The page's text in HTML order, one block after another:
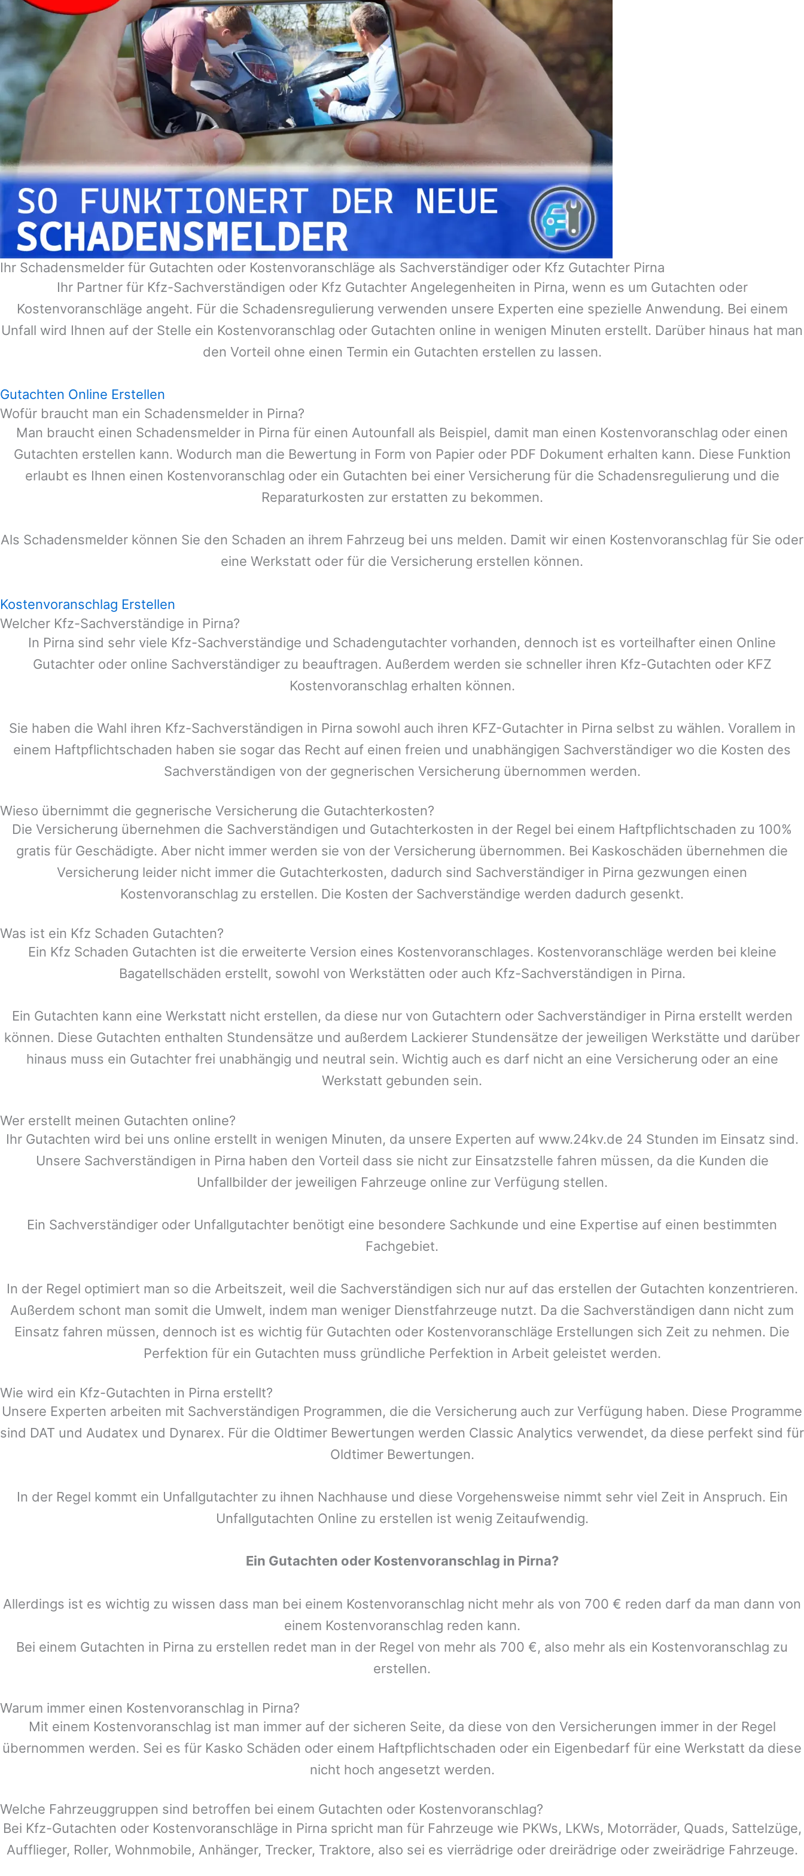
Ihr Schadensmelder für Gutachten oder Kostenvoranschläge als Sachverständiger oder Kfz Gutachter Pirna
Ihr Partner für Kfz-Sachverständigen oder Kfz Gutachter Angelegenheiten in Pirna, wenn es um Gutachten oder
Kostenvoranschläge angeht. Für die Schadensregulierung verwenden unsere Experten eine spezielle Anwendung. Bei einem
Unfall wird Ihnen auf der Stelle ein Kostenvoranschlag oder Gutachten online in wenigen Minuten erstellt. Darüber hinaus hat man
den Vorteil ohne einen Termin ein Gutachten erstellen zu lassen.
Gutachten Online Erstellen
Wofür braucht man ein Schadensmelder in Pirna?
Man braucht einen Schadensmelder in Pirna für einen Autounfall als Beispiel, damit man einen Kostenvoranschlag oder einen
Gutachten erstellen kann. Wodurch man die Bewertung in Form von Papier oder PDF Dokument erhalten kann. Diese Funktion
erlaubt es Ihnen einen Kostenvoranschlag oder ein Gutachten bei einer Versicherung für die Schadensregulierung und die
Reparaturkosten zur erstatten zu bekommen.
Als Schadensmelder können Sie den Schaden an ihrem Fahrzeug bei uns melden. Damit wir einen Kostenvoranschlag für Sie oder
eine Werkstatt oder für die Versicherung erstellen können.
Kostenvoranschlag Erstellen
Welcher Kfz-Sachverständige in Pirna?
In Pirna sind sehr viele Kfz-Sachverständige und Schadengutachter vorhanden, dennoch ist es vorteilhafter einen Online
Gutachter oder online Sachverständiger zu beauftragen. Außerdem werden sie schneller ihren Kfz-Gutachten oder KFZ
Kostenvoranschlag erhalten können.
Sie haben die Wahl ihren Kfz-Sachverständigen in Pirna sowohl auch ihren KFZ-Gutachter in Pirna selbst zu wählen. Vorallem in
einem Haftpflichtschaden haben sie sogar das Recht auf einen freien und unabhängigen Sachverständiger wo die Kosten des
Sachverständigen von der gegnerischen Versicherung übernommen werden.
Wieso übernimmt die gegnerische Versicherung die Gutachterkosten?
Die Versicherung übernehmen die Sachverständigen und Gutachterkosten in der Regel bei einem Haftpflichtschaden zu 100%
gratis für Geschädigte. Aber nicht immer werden sie von der Versicherung übernommen. Bei Kaskoschäden übernehmen die
Versicherung leider nicht immer die Gutachterkosten, dadurch sind Sachverständiger in Pirna gezwungen einen
Kostenvoranschlag zu erstellen. Die Kosten der Sachverständige werden dadurch gesenkt.
Was ist ein Kfz Schaden Gutachten?
Ein Kfz Schaden Gutachten ist die erweiterte Version eines Kostenvoranschlages. Kostenvoranschläge werden bei kleine
Bagatellschäden erstellt, sowohl von Werkstätten oder auch Kfz-Sachverständigen in Pirna.
Ein Gutachten kann eine Werkstatt nicht erstellen, da diese nur von Gutachtern oder Sachverständiger in Pirna erstellt werden
können. Diese Gutachten enthalten Stundensätze und außerdem Lackierer Stundensätze der jeweiligen Werkstätte und darüber
hinaus muss ein Gutachter frei unabhängig und neutral sein. Wichtig auch es darf nicht an eine Versicherung oder an eine
Werkstatt gebunden sein.
Wer erstellt meinen Gutachten online?
Ihr Gutachten wird bei uns online erstellt in wenigen Minuten, da unsere Experten auf www.24kv.de 24 Stunden im Einsatz sind.
Unsere Sachverständigen in Pirna haben den Vorteil dass sie nicht zur Einsatzstelle fahren müssen, da die Kunden die
Unfallbilder der jeweiligen Fahrzeuge online zur Verfügung stellen.
Ein Sachverständiger oder Unfallgutachter benötigt eine besondere Sachkunde und eine Expertise auf einen bestimmten
Fachgebiet.
In der Regel optimiert man so die Arbeitszeit, weil die Sachverständigen sich nur auf das erstellen der Gutachten konzentrieren.
Außerdem schont man somit die Umwelt, indem man weniger Dienstfahrzeuge nutzt. Da die Sachverständigen dann nicht zum
Einsatz fahren müssen, dennoch ist es wichtig für Gutachten oder Kostenvoranschläge Erstellungen sich Zeit zu nehmen. Die
Perfektion für ein Gutachten muss gründliche Perfektion in Arbeit geleistet werden.
Wie wird ein Kfz-Gutachten in Pirna erstellt?
Unsere Experten arbeiten mit Sachverständigen Programmen, die die Versicherung auch zur Verfügung haben. Diese Programme
sind DAT und Audatex und Dynarex. Für die Oldtimer Bewertungen werden Classic Analytics verwendet, da diese perfekt sind für
Oldtimer Bewertungen.
In der Regel kommt ein Unfallgutachter zu ihnen Nachhause und diese Vorgehensweise nimmt sehr viel Zeit in Anspruch. Ein
Unfallgutachten Online zu erstellen ist wenig Zeitaufwendig.
Ein Gutachten oder Kostenvoranschlag in Pirna?
Allerdings ist es wichtig zu wissen dass man bei einem Kostenvoranschlag nicht mehr als von 700 € reden darf da man dann von
einem Kostenvoranschlag reden kann.
Bei einem Gutachten in Pirna zu erstellen redet man in der Regel von mehr als 700 €, also mehr als ein Kostenvoranschlag zu
erstellen.
Warum immer einen Kostenvoranschlag in Pirna?
Mit einem Kostenvoranschlag ist man immer auf der sicheren Seite, da diese von den Versicherungen immer in der Regel
übernommen werden. Sei es für Kasko Schäden oder einem Haftpflichtschaden oder ein Eigenbedarf für eine Werkstatt da diese
nicht hoch angesetzt werden.
Welche Fahrzeuggruppen sind betroffen bei einem Gutachten oder Kostenvoranschlag?
Bei Kfz-Gutachten oder Kostenvoranschläge in Pirna spricht man für Fahrzeuge wie PKWs, LKWs, Motorräder, Quads, Sattelzüge,
Aufflieger, Roller, Wohnmobile, Anhänger, Trecker, Traktore, also sei es vierrädrige oder dreirädrige oder zweirädrige Fahrzeuge.